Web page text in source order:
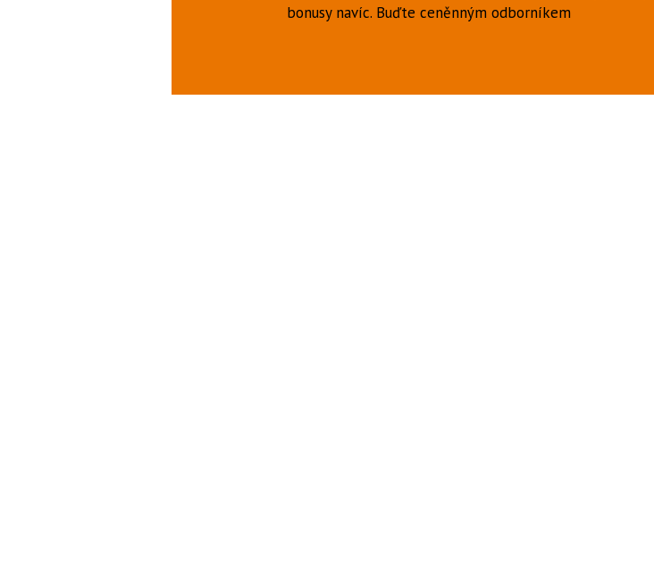
bonusy navíc. Buďte ceněnným odborníkem